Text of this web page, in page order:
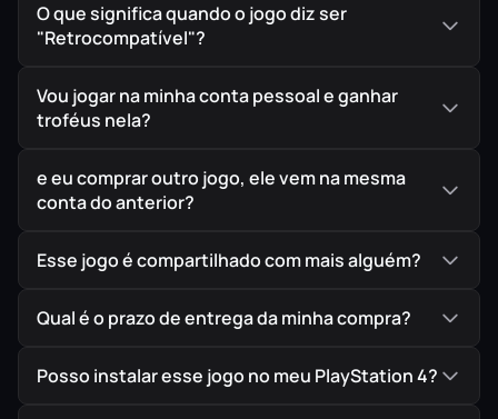
Dispute corridas de rua em alta velocidade pela
agitada Honolulu, teste suas habilidades
curva perfeita nas pistas profissionais, extraindo
cada gota de performance e beleza gráfica do seu
🌋 Mundo Aberto Vivo
densas e vulcões em ambientes vibrantes e
O que significa quando o jogo diz ser
"Retrocompatível"?
Vou jogar na minha conta pessoal e ganhar
troféus nela?
e eu comprar outro jogo, ele vem na mesma
conta do anterior?
Esse jogo é compartilhado com mais alguém?
Qual é o prazo de entrega da minha compra?
Posso instalar esse jogo no meu PlayStation 4?